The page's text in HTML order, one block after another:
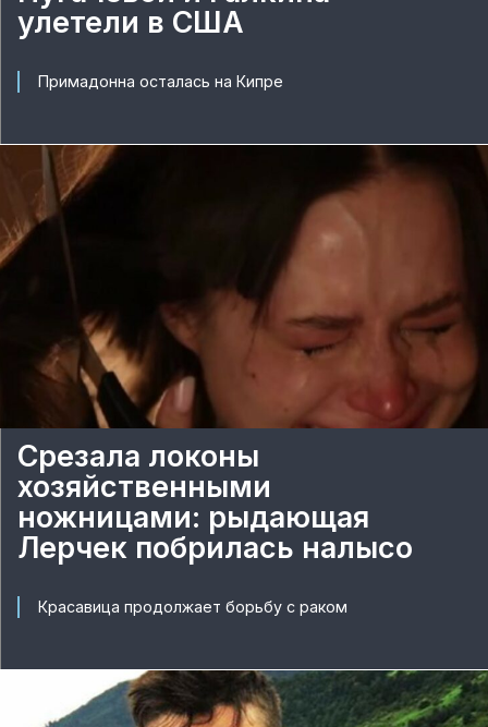
улетели в США
Примадонна осталась на Кипре
Срезала локоны
хозяйственными
ножницами: рыдающая
Лерчек побрилась налысо
Красавица продолжает борьбу с раком